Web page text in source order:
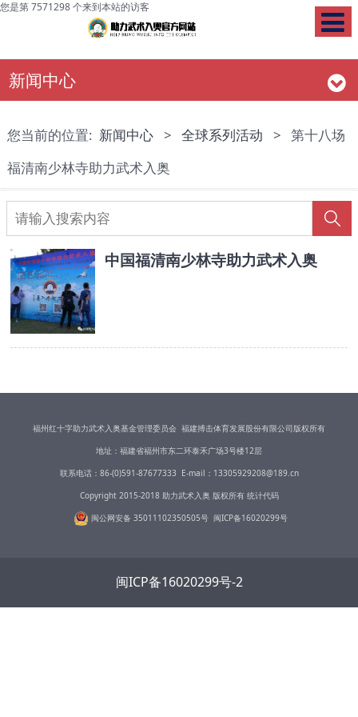
您是第 7571298 个来到本站的访客
新闻中心
您当前的位置: 新闻中心 > 全球系列活动 > 第十八场
福清南少林寺助力武术入奥
中国福清南少林寺助力武术入奥
福州红十字助力武术入奥基金管理委员会 福建搏击体育发展股份有限公司版权所有
地址：福建省福州市东二环泰禾广场3号楼12层
联系电话：86-(0)591-87677333 E-mail：13305929208@189.cn
Copyright 2015-2018 助力武术入奥 版权所有 统计代码
闽公网安备 35011102350505号 闽ICP备16020299号
闽ICP备16020299号-2